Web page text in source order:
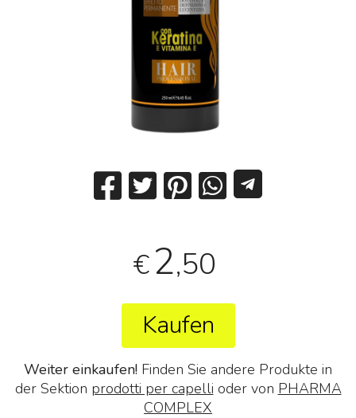
€2,50
Kaufen
Weiter einkaufen! Finden Sie andere Produkte in
der Sektion prodotti per capelli oder von PHARMA
COMPLEX